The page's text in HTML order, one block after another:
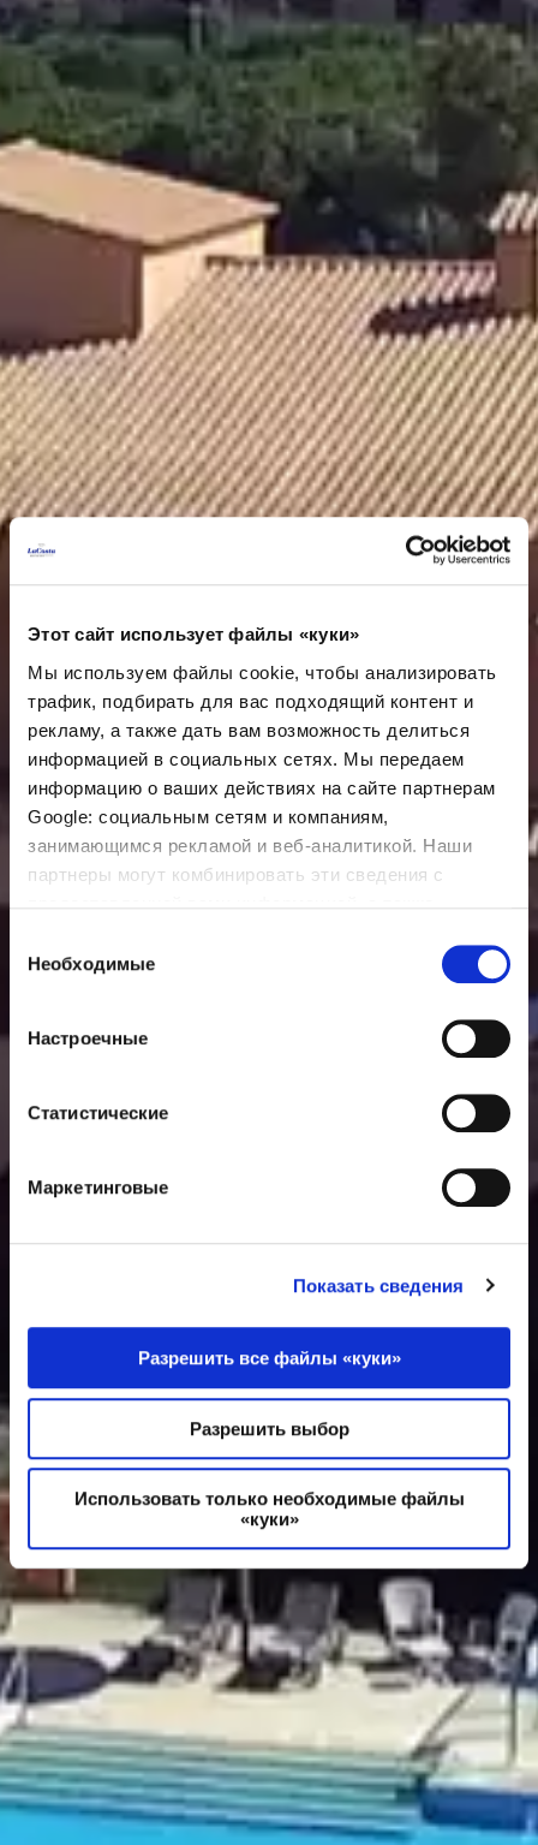
Этот сайт использует файлы «куки»
Мы используем файлы cookie, чтобы анализировать
трафик, подбирать для вас подходящий контент и
рекламу, а также дать вам возможность делиться
информацией в социальных сетях. Мы передаем
информацию о ваших действиях на сайте партнерам
Google: социальным сетям и компаниям,
занимающимся рекламой и веб-аналитикой. Наши
партнеры могут комбинировать эти сведения с
вами их сервисов.
согласия
Необходимые
Настроечные
Статистические
Маркетинговые
Показать сведения
Разрешить все файлы «куки»
Разрешить выбор
Использовать только необходимые файлы
«куки»